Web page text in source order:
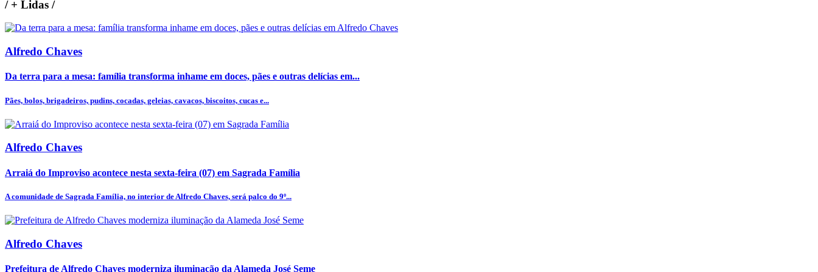
/+ Lidas /
Alfredo Chaves
Da terra para a mesa: família transforma inhame em doces, pães e outras delícias em...
Pães, bolos, brigadeiros, pudins, cocadas, geleias, cavacos, biscoitos, cucas e...
Alfredo Chaves
Arraiá do Improviso acontece nesta sexta-feira (07) em Sagrada Família
A comunidade de Sagrada Família, no interior de Alfredo Chaves, será palco do 9º...
Alfredo Chaves
Prefeitura de Alfredo Chaves moderniza iluminação da Alameda José Seme